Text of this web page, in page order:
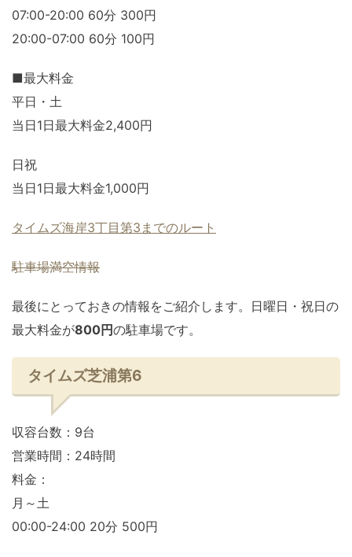
07:00-20:00 60分 300円
20:00-07:00 60分 100円
■最大料金
平日・土
当日1日最大料金2,400円
日祝
当日1日最大料金1,000円
タイムズ海岸3丁目第3までのルート
駐車場満空情報
最後にとっておきの情報をご紹介します。日曜日・祝日の
最大料金が800円の駐車場です。
タイムズ芝浦第6
収容台数：9台
営業時間：24時間
料金：
月～土
00:00-24:00 20分 500円